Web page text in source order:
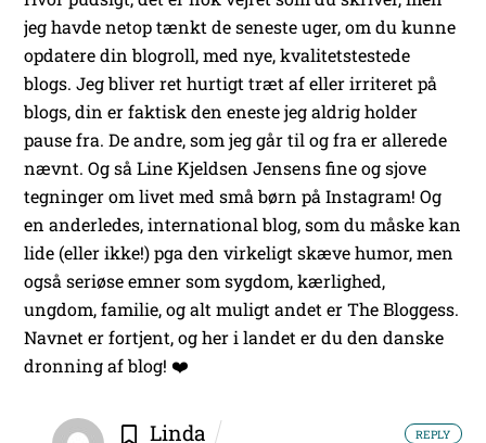
jeg havde netop tænkt de seneste uger, om du kunne
opdatere din blogroll, med nye, kvalitetstestede
blogs. Jeg bliver ret hurtigt træt af eller irriteret på
blogs, din er faktisk den eneste jeg aldrig holder
pause fra. De andre, som jeg går til og fra er allerede
nævnt. Og så Line Kjeldsen Jensens fine og sjove
tegninger om livet med små børn på Instagram! Og
en anderledes, international blog, som du måske kan
lide (eller ikke!) pga den virkeligt skæve humor, men
også seriøse emner som sygdom, kærlighed,
ungdom, familie, og alt muligt andet er The Bloggess.
Navnet er fortjent, og her i landet er du den danske
dronning af blog! ❤️
Linda REPLY